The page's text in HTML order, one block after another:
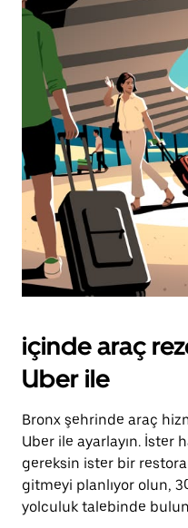
içinde araç
Uber ile
Bronx şehrinde araç
Uber ile ayarlayın. İster
gereksin ister bir
gitmeyi planlıyor olun,
yolculuk talebinde